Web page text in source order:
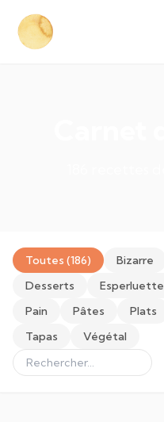
Toutes (186) Bizarre
Desserts
Esperluette
Pain
Pâtes Plats
Tapas
Végétal